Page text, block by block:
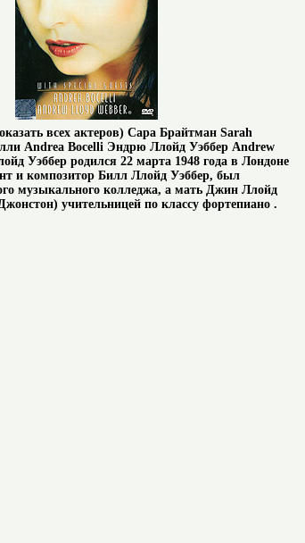
всех актеров) Сара Брайтман Sarah
Andrea Bocelli Эндрю Ллойд Уэббер Andrew
Уэббер родился 22 марта 1948 года в Лондоне
и композитор Билл Ллойд Уэббер, был
музыкального колледжа, а мать Джин Ллойд
учительницей по классу фортепиано .